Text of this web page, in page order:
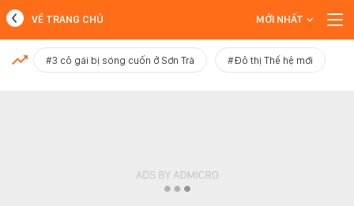
MỚI NHẤT
VỀ TRANG CHỦ MỚI NHẤT
#3 cô gái bị sóng cuốn ở Sơn Trà #Đô thị Thế hệ mới